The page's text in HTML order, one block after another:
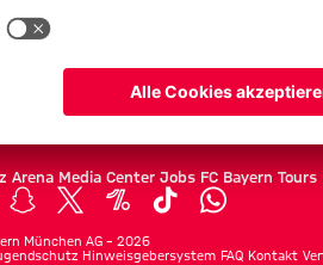
Teams
Arena Media Center Jobs FC Bayern Tours
München AG – 2026
Hinweisgebersystem FAQ Kontakt